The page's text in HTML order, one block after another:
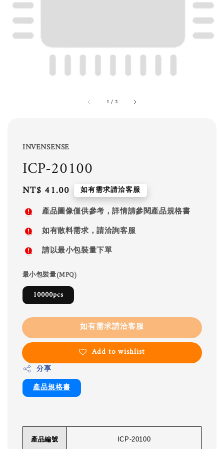
1 / 2
INVENSENSE
ICP-20100
Regular
price
NT$ 41.00 如有需求請洽客服
產品圖像僅供參考，詳情請參閱產品規格書
如有散料需求，請洽詢客服
請以最小包裝量下單
最小包裝量(MPQ)
10000pcs
如有需求請洽客服
Add to wishlist
分享
產品規格書
產品編號 ICP-20100